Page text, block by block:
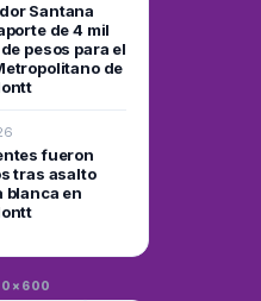
Santana
de 4 mil
pesos para el
de
fueron
tras asalto
blanca en